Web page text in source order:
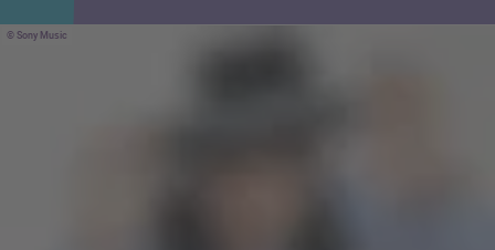
Sony Music